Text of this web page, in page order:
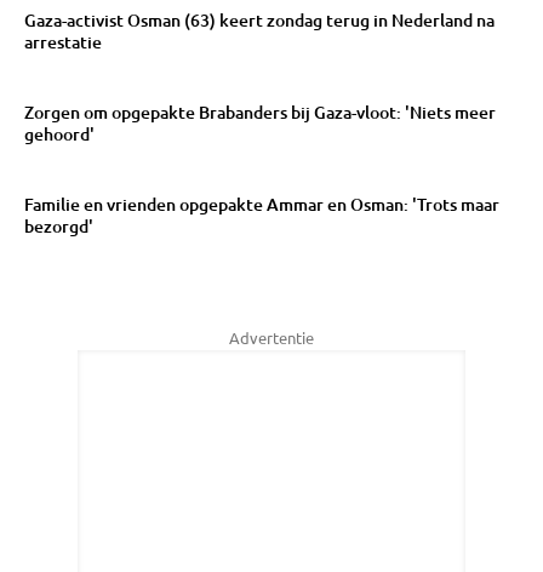
Gaza-activist Osman (63) keert zondag terug in Nederland na
arrestatie
Zorgen om opgepakte Brabanders bij Gaza-vloot: 'Niets meer
gehoord'
Familie en vrienden opgepakte Ammar en Osman: 'Trots maar
bezorgd'
Advertentie